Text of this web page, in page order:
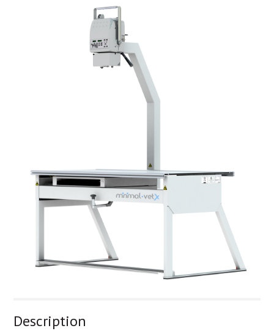
Description